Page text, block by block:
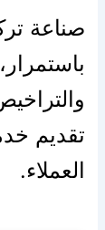
صناعة
تقديم
العملاء.